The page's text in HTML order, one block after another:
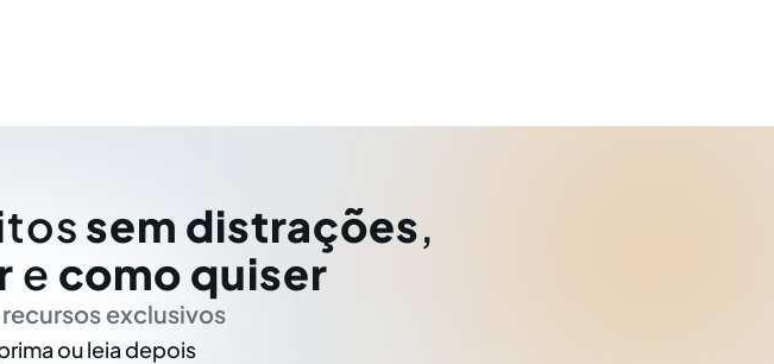
sem distrações,
e como quiser
exclusivos
ou leia depois